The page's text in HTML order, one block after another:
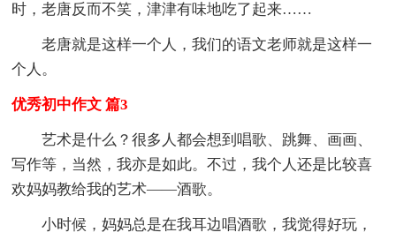
时，老唐反而不笑，津津有味地吃了起来……
老唐就是这样一个人，我们的语文老师就是这样一
个人。
优秀初中作文 篇3
艺术是什么？很多人都会想到唱歌、跳舞、画画、
写作等，当然，我亦是如此。不过，我个人还是比较喜
欢妈妈教给我的艺术——酒歌。
小时候，妈妈总是在我耳边唱酒歌，我觉得好玩，